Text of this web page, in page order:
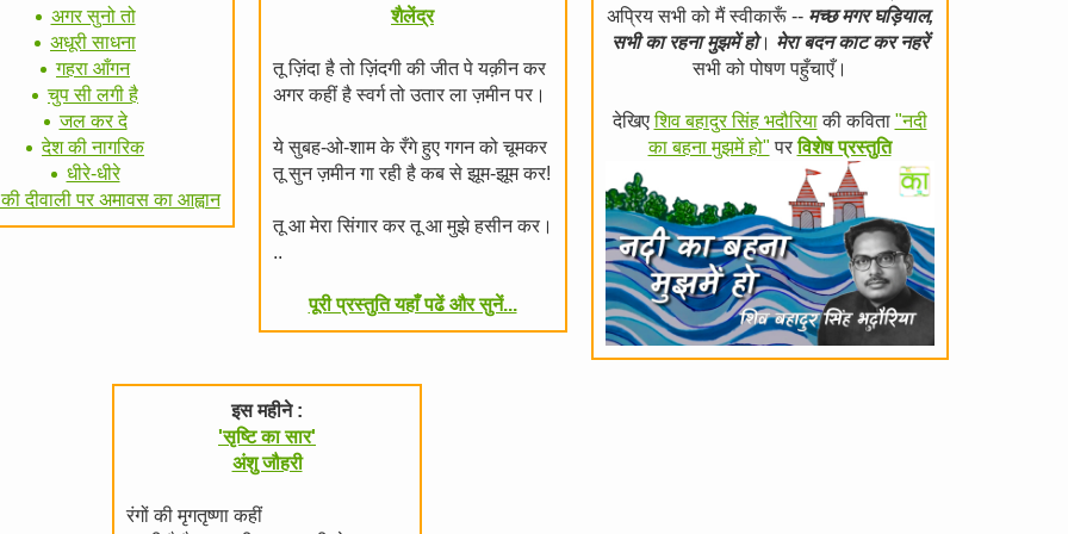
अगर सुनो तो
अधूरी साधना
गहरा आँगन
चुप सी लगी है
जल कर दे
देश की नागरिक
धीरे-धीरे
दीवाली पर अमावस का आह्वान
शैलेंद्र
तू ज़िंदा है तो ज़िंदगी की जीत पे यक़ीन कर
अगर कहीं है स्वर्ग तो उतार ला ज़मीन पर।
ये सुबह-ओ-शाम के रँगे हुए गगन को चूमकर
तू सुन ज़मीन गा रही है कब से झूम-झूम कर!
तू आ मेरा सिंगार कर तू आ मुझे हसीन कर।
..
पूरी प्रस्तुति यहाँ पढें और सुनें...
अप्रिय सभी को मैं स्वीकारूँ -- मच्छ मगर घड़ियाल,
सभी का रहना मुझमें हो। मेरा बदन काट कर नहरें
सभी को पोषण पहुँचाएँ।
देखिएशिव बहादुर सिंह भदौरियाकी कविता "नदी
का बहना मुझमें हो" परविशेष प्रस्तुति
इस महीने :
'सृष्टि का सार'
अंशु जौहरी
रंगों की मृगतृष्णा कहीं